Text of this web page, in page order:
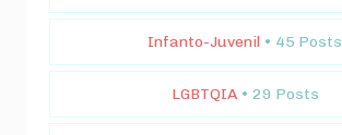
Infanto-Juvenil • 45 Posts
LGBTQIA • 29 Posts